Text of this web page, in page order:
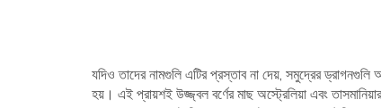
যদিও তাদের নামগুলি এটির প্রস্তাব না দেয়, সমুদ্রের ড্রাগনগুলি
হয়। এই প্রায়শই উজ্জ্বল বর্ণের মাছ অস্ট্রেলিয়া এবং